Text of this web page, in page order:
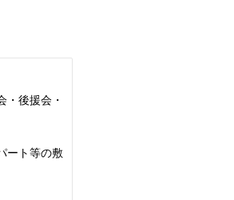
・後援会・
ート等の敷